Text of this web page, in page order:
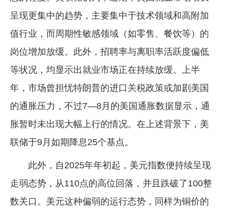
呈现更集中的趋势，主要集中于技术领域和高附加
值行业，而周期性敏感领域（如零售、餐饮等）的
岗位增加放缓。此外，招聘率与离职率活跃度偏低
等状况，均显示出就业市场正在持续放缓。上半
年，市场曾担忧特朗普的进口关税政策或加剧美国
的通胀压力，不过7—8月的美国通胀数据显示，通
胀暂时未出现大幅上行的情况。在上述背景下，美
联储于9月如期降息25个基点。
此外，自2025年年初起，美元指数便持续呈现
走弱态势，从110点的高位回落，并且跌破了100整
数关口。美元这种偏弱的运行态势，同样为铜价的